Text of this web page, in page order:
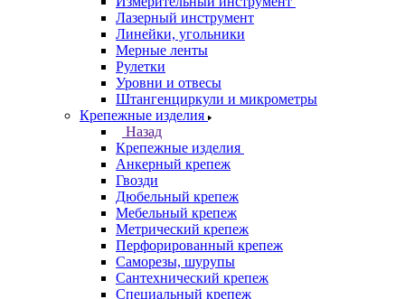
Лазерный инструмент
Линейки, угольники
Мерные ленты
Рулетки
Уровни и отвесы
Штангенциркули и микрометры
Крепежные изделия
Назад
Крепежные изделия
Анкерный крепеж
Гвозди
Дюбельный крепеж
Мебельный крепеж
Метрический крепеж
Перфорированный крепеж
Саморезы, шурупы
Сантехнический крепеж
Специальный крепеж